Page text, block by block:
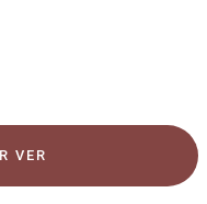
VER